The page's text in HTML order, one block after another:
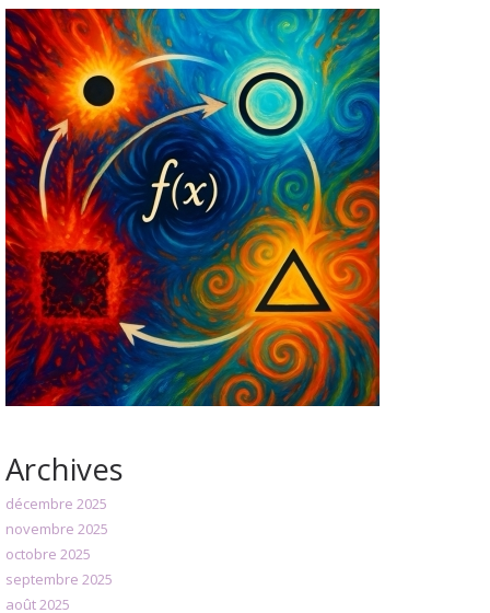
Archives
décembre 2025
novembre 2025
octobre 2025
septembre 2025
août 2025